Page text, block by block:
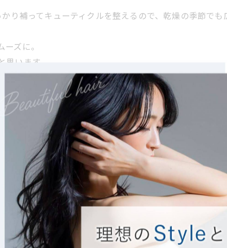
り補ってキューティクルを整えるので、乾燥の季節でも
ズに。
います。
、